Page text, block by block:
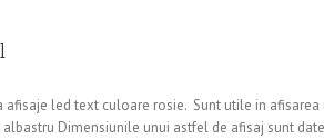
afisaje led text culoare rosie. Sunt utile in
Dimensiunile unui astfel de afisaj sunt